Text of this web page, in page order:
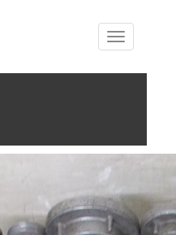
Toggle
navigation